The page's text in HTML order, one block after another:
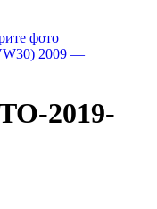
фото
2009 —
2019-